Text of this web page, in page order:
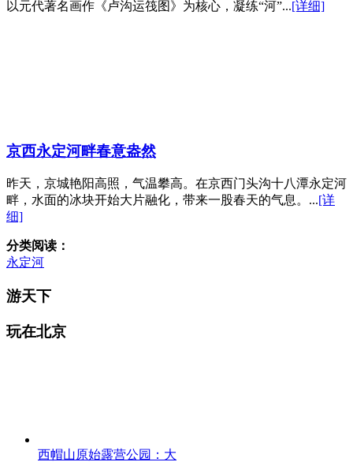
以元代著名画作《卢沟运筏图》为核心，凝练“河”...[详细]
京西永定河畔春意盎然
昨天，京城艳阳高照，气温攀高。在京西门头沟十八潭永定河
畔，水面的冰块开始大片融化，带来一股春天的气息。...[详
细]
分类阅读：
永定河
游天下
玩在北京
西帽山原始露营公园：大